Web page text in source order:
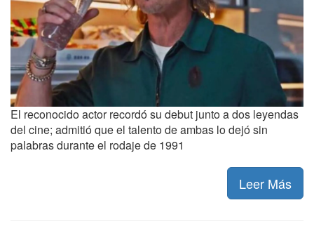
El reconocido actor recordó su debut junto a dos leyendas
del cine; admitió que el talento de ambas lo dejó sin
palabras durante el rodaje de 1991
Leer Más